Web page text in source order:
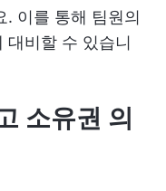
. 이를 통해 팀원의
대비할 수 있습니
소유권 의